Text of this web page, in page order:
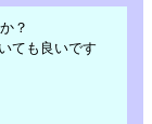
？
ても良いです